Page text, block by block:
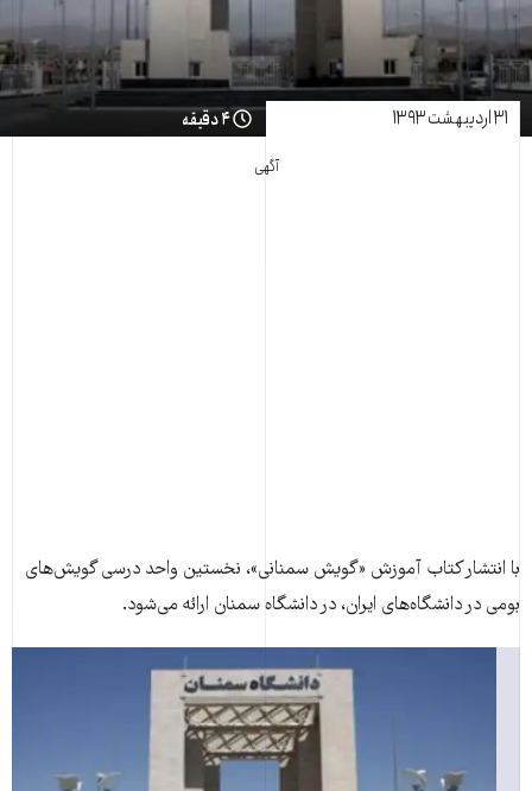
۳۱ اردیبهشت ۱۳۹۳ ۴ دقیقه
آگهی
با انتشار کتاب آموزش «گویش سمنانی»، نخستین واحد درسی گویش‌های
بومی در دانشگاه‌های ایران، در دانشگاه سمنان ارائه می‌شود.